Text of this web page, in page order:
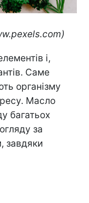
і,
Саме
організму
Масло
багатьох
за
завдяки